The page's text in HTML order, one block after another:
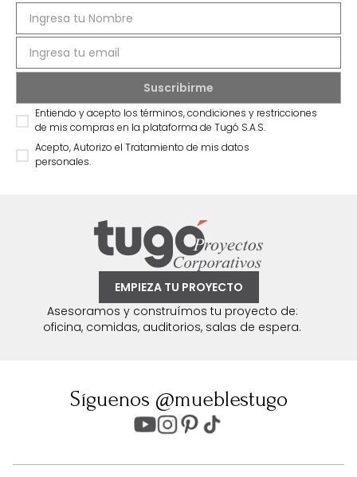
Entiendo y acepto los términos, condiciones y restricciones
de mis compras en la plataforma de Tugó S.A.S.
Acepto, Autorizo el Tratamiento de mis datos
personales.
EMPIEZA TU PROYECTO
Asesoramos y construímos tu proyecto de:
oficina, comidas, auditorios, salas de espera.
Síguenos @mueblestugo